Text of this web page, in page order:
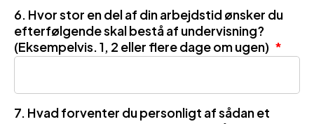
6. Hvor stor en del af din arbejdstid ønsker du
efterfølgende skal bestå af undervisning?
(Eksempelvis. 1, 2 eller flere dage om ugen) *
7. Hvad forventer du personligt af sådan et